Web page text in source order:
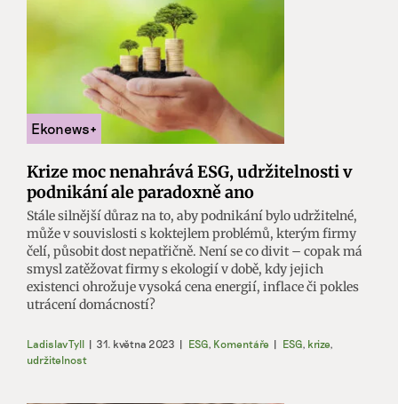
Krize moc nenahrává ESG, udržitelnosti v
podnikání ale paradoxně ano
Stále silnější důraz na to, aby podnikání bylo udržitelné,
může v souvislosti s koktejlem problémů, kterým firmy
čelí, působit dost nepatřičně. Není se co divit – copak má
smysl zatěžovat firmy s ekologií v době, kdy jejich
existenci ohrožuje vysoká cena energií, inflace či pokles
utrácení domácností?
Ladislav Tyll | 31. května 2023 | ESG Komentáře | ESG krize
udržitelnost